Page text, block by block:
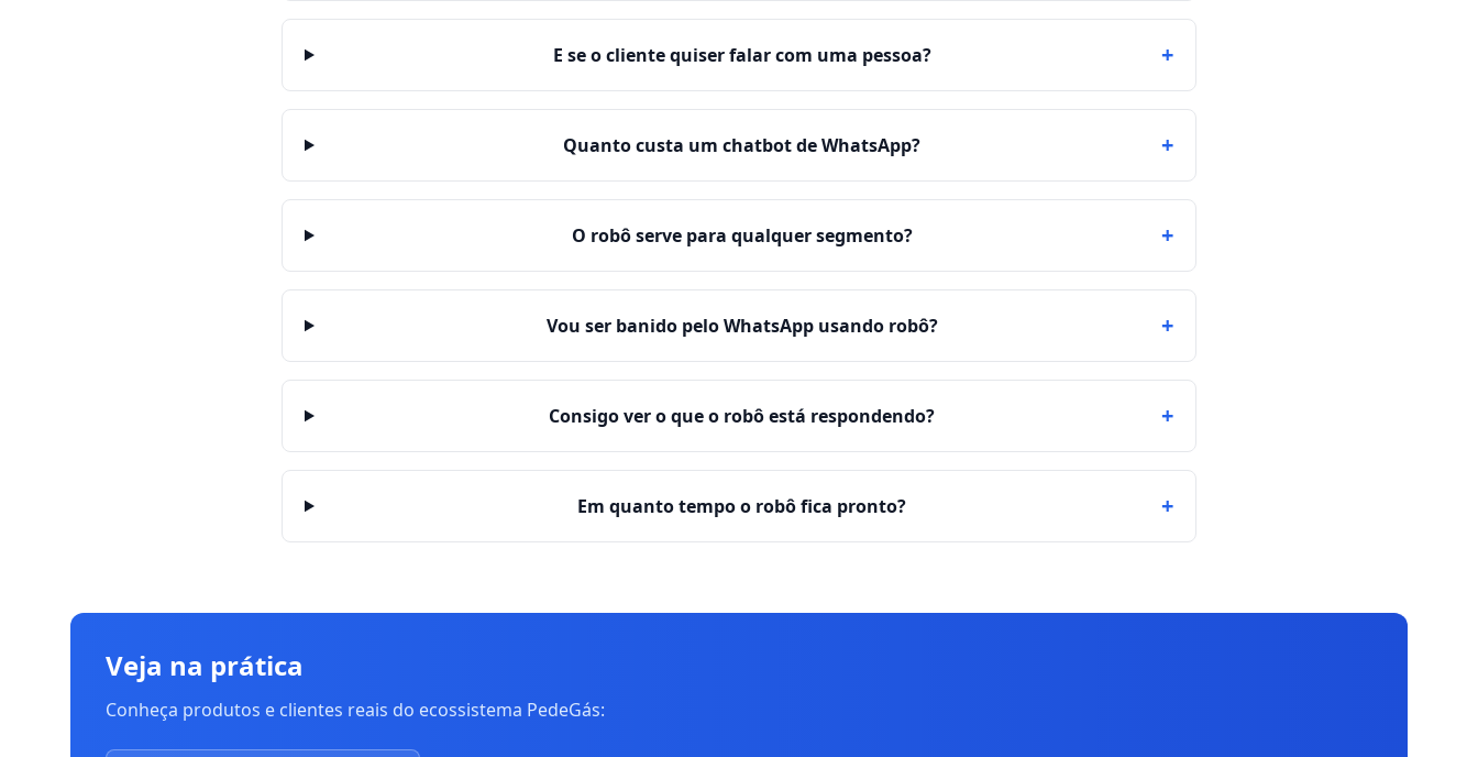
E se o cliente quiser falar com uma pessoa? +
Quanto custa um chatbot de WhatsApp? +
O robô serve para qualquer segmento? +
Vou ser banido pelo WhatsApp usando robô? +
Consigo ver o que o robô está respondendo? +
Em quanto tempo o robô fica pronto? +
Veja na prática
Conheça produtos e clientes reais do ecossistema PedeGás: